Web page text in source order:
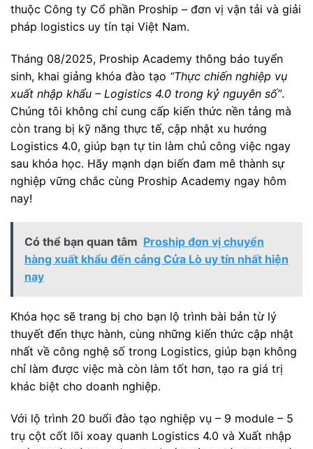
thuộc Công ty Cổ phần Proship – đơn vị vận tải và giải
pháp logistics uy tín tại Việt Nam.
Tháng 08/2025, Proship Academy thông báo tuyển
sinh, khai giảng khóa đào tạo “Thực chiến nghiệp vụ
xuất nhập khẩu – Logistics 4.0 trong kỷ nguyên số”.
Chúng tôi không chỉ cung cấp kiến thức nền tảng mà
còn trang bị kỹ năng thực tế, cập nhật xu hướng
Logistics 4.0, giúp bạn tự tin làm chủ công việc ngay
sau khóa học. Hãy mạnh dạn biến đam mê thành sự
nghiệp vững chắc cùng Proship Academy ngay hôm
nay!
Có thể bạn quan tâm Proship đơn vị chuyển
hàng xuất khẩu đến cảng Cửa Lò uy tín nhất hiện
nay
Khóa học sẽ trang bị cho bạn lộ trình bài bản từ lý
thuyết đến thực hành, cùng những kiến thức cập nhật
nhất về công nghệ số trong Logistics, giúp bạn không
chỉ làm được việc mà còn làm tốt hơn, tạo ra giá trị
khác biệt cho doanh nghiệp.
Với lộ trình 20 buổi đào tạo nghiệp vụ – 9 module – 5
trụ cột cốt lõi xoay quanh Logistics 4.0 và Xuất nhập